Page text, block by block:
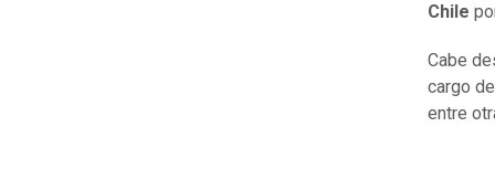
Chile
Cabe
cargo
entre